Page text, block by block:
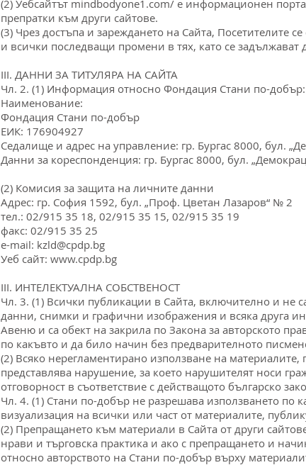
(2) Уебсайтът mindbodyone1.com/ е информационен
препратки към други сайтове.
(3) Чрез достъпа и зареждането на Сайта, Посетителите
и всички последващи промени в тях, като се задължават
III. ДАННИ ЗА ТИТУЛЯРА НА САЙТА
Чл. 2. (1) Информация относно Фондация Стани по-добър:
Наименование:
Фондация Стани по-добър
ЕИК: 176904927
Седалище и адрес на управление: гр. Бургас 8000, бул.
Данни за кореспонденция: гр. Бургас 8000, бул.
(2) Комисия за защита на личните данни
Адрес: гр. София 1592, бул. „Проф. Цветан Лазаров“ № 2
тел.: 02/915 35 18, 02/915 35 15, 02/915 35 19
факс: 02/915 35 25
е-mail: kzld@cpdp.bg
Уеб сайт: www.cpdp.bg
III. ИНТЕЛЕКТУАЛНА СОБСТВЕНОСТ
Чл. 3. (1) Всички публикации в Сайта, включително и не
данни, снимки и графични изображения и всяка друга
Авеню и са обект на закрила по Закона за авторското
по какъвто и да било начин без предварителното
(2) Всяко нерегламентирано използване на
представлява нарушение, за което нарушителят носи
отговорност в съответствие с действащото българско
Чл. 4. (1) Стани по-добър не разрешава използването по
визуализация на всички или част от материалите,
(2) Препращането към материали в Сайта от други
нрави и търговска практика и ако с препращането и
относно авторството на Стани по-добър върху